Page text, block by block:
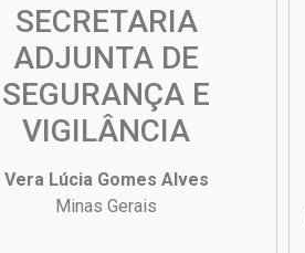
SECRETARIA
ADJUNTA DE
SEGURANÇA E
VIGILÂNCIA
Vera Lúcia Gomes Alves
Minas Gerais